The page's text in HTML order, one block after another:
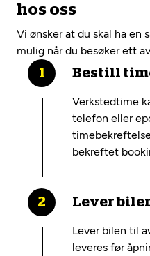
hos oss
Vi ønsker at du skal ha en
mulig når du besøker ett
Bestill
Verkstedtime
telefon eller
bekreftet
Lever
Lever bilen til
leveres før